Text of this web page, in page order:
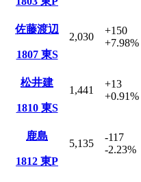
佐藤渡辺
1807 東S
2,030
+150
+7.98%
松井建
1810 東S
1,441
+13
+0.91%
鹿島
1812 東P
5,135
-117
-2.23%